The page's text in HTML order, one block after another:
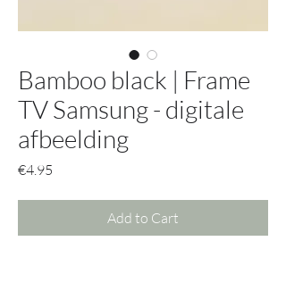
Bamboo black | Frame
TV Samsung - digitale
afbeelding
€4.95
Add to Cart